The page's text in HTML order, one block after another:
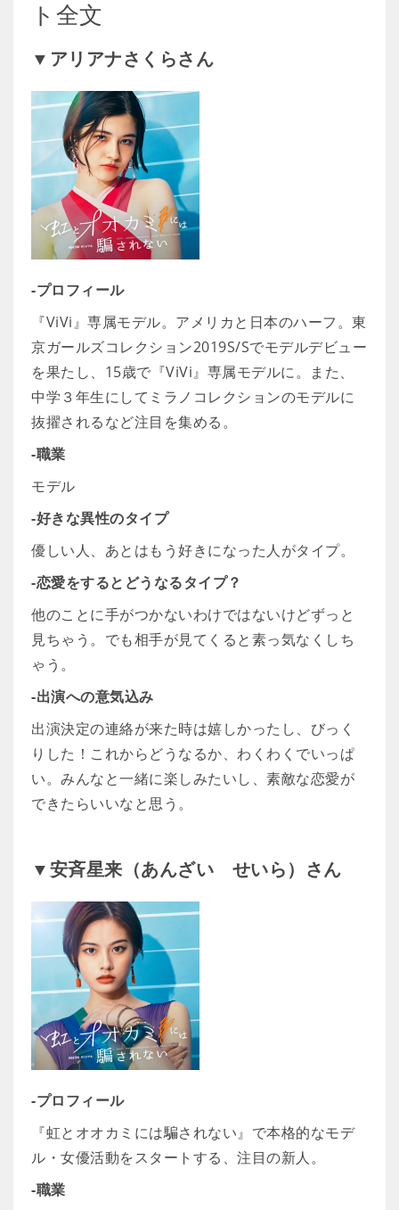
ト全文
▼アリアナさくらさん
-プロフィール
『ViVi』専属モデル。アメリカと日本のハーフ。東
京ガールズコレクション2019S/Sでモデルデビュー
を果たし、15歳で『ViVi』専属モデルに。また、
中学３年生にしてミラノコレクションのモデルに
抜擢されるなど注目を集める。
-職業
モデル
-好きな異性のタイプ
優しい人、あとはもう好きになった人がタイプ。
-恋愛をするとどうなるタイプ？
他のことに手がつかないわけではないけどずっと
見ちゃう。でも相手が見てくると素っ気なくしち
ゃう。
-出演への意気込み
出演決定の連絡が来た時は嬉しかったし、びっく
りした！これからどうなるか、わくわくでいっぱ
い。みんなと一緒に楽しみたいし、素敵な恋愛が
できたらいいなと思う。
▼安斉星来（あんざい せいら）さん
-プロフィール
『虹とオオカミには騙されない』で本格的なモデ
ル・女優活動をスタートする、注目の新人。
-職業